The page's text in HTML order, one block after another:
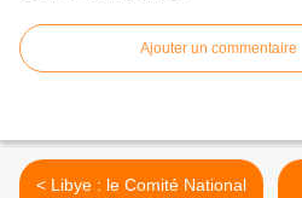
Ajouter un commentaire
< Libye : le Comité National